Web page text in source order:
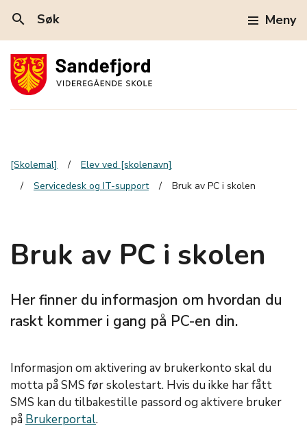
search Søk Meny
[Skolemal]
Elev ved [skolenavn]
Servicedesk og IT-support
Bruk av PC i skolen
Bruk av PC i skolen
Her finner du informasjon om hvordan du
raskt kommer i gang på PC-en din.
Informasjon om aktivering av brukerkonto skal du
motta på SMS før skolestart. Hvis du ikke har fått
SMS kan du tilbakestille passord og aktivere bruker
på Brukerportal.